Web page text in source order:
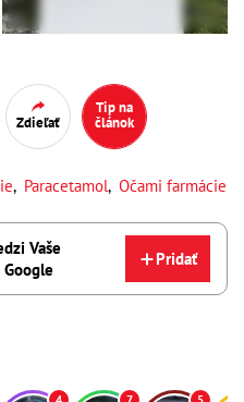
Zdieľať
Tip na
článok
, Paracetamol, Očami farmácie
Vaše
Pridať